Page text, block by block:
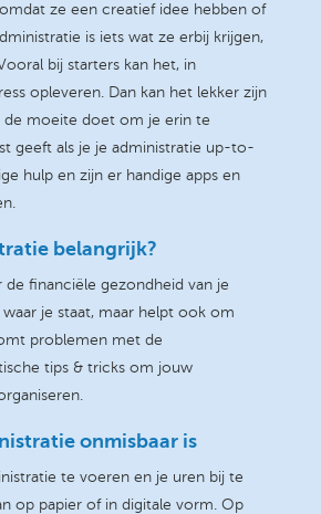
ze een creatief idee hebben of
is iets wat ze erbij krijgen,
bij starters kan het, in
opleveren. Dan kan het lekker zijn
de moeite doet om je erin te
geeft als je je administratie up-to-
hulp en zijn er handige apps en
belangrijk?
financiële gezondheid van je
je staat, maar helpt ook om
problemen met de
tips & tricks om jouw
onmisbaar is
te voeren en je uren bij te
op papier of in digitale vorm. Op